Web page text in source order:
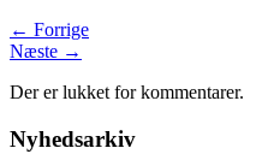
← Forrige
Næste →
Der er lukket for kommentarer.
Nyhedsarkiv